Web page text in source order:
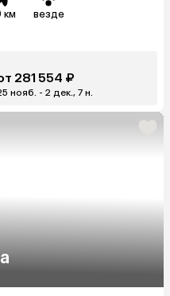
км везде
281 554 ₽
нояб. - 2 дек., 7 н.